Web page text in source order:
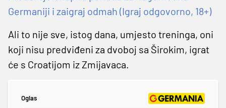
Germaniji i zaigraj odmah (Igraj odgovorno, 18+)
Ali to nije sve, istog dana, umjesto treninga, oni
koji nisu predviđeni za dvoboj sa Širokim, igrat
će s Croatijom iz Zmijavaca.
Oglas